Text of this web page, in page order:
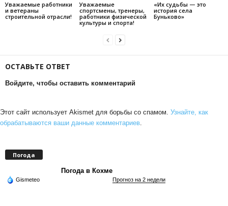
Уважаемые работники
и ветераны
строительной отрасли!
Уважаемые
спортсмены, тренеры,
работники физической
культуры и спорта!
«Их судьбы — это
история села
Буньково»
ОСТАВЬТЕ ОТВЕТ
Войдите, чтобы оставить комментарий
Этот сайт использует Akismet для борьбы со спамом. Узнайте, как
обрабатываются ваши данные комментариев.
Погода
Погода в Кохме
Gismeteo Прогноз на 2 недели